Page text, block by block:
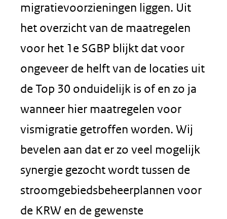
migratievoorzieningen liggen. Uit
het overzicht van de maatregelen
voor het 1e SGBP blijkt dat voor
ongeveer de helft van de locaties uit
de Top 30 onduidelijk is of en zo ja
wanneer hier maatregelen voor
vismigratie getroffen worden. Wij
bevelen aan dat er zo veel mogelijk
synergie gezocht wordt tussen de
stroomgebiedsbeheerplannen voor
de KRW en de gewenste